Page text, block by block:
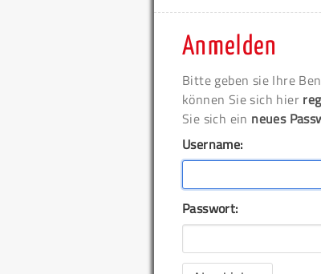
Anmelden
Bitte geben sie Ihre
können Sie sich hier
Sie sich ein neues
Username:
Passwort: